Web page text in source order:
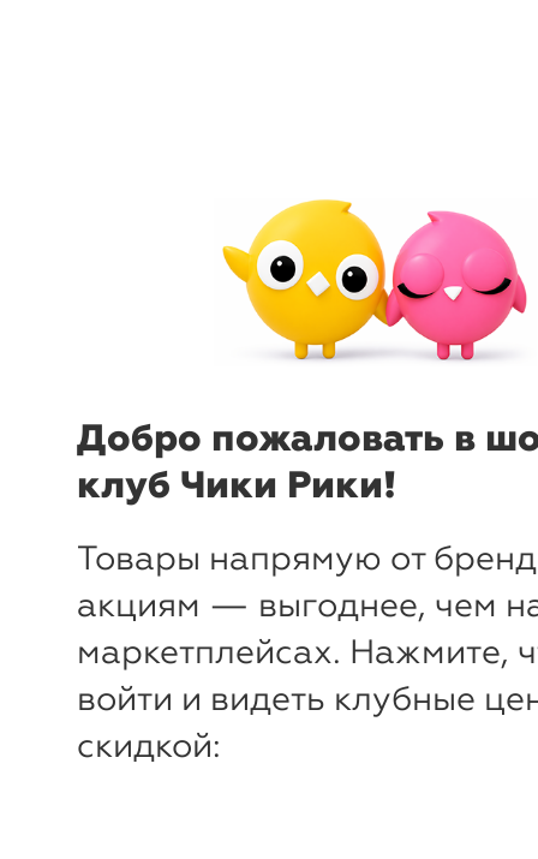
Добро пожаловать в
клуб Чики Рики!
Товары напрямую от
акциям — выгоднее, чем
маркетплейсах. Нажмите,
войти и видеть клубные
скидкой: